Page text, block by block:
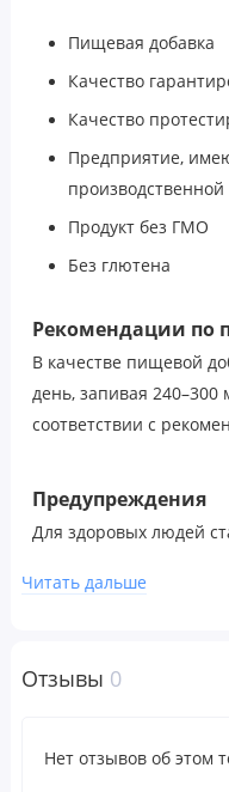
Пищевая добавка
Качество
Качество
Предприятие,
производственной
Продукт без ГМО
Без глютена
Рекомендации по
В качестве пищевой
день, запивая
соответствии с
Предупреждения
Для здоровых людей
грудью, при приеме
продукт, если
Хранить в сухом и
Читать дальше
Отзывы 0
Нет отзывов об этом